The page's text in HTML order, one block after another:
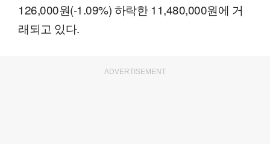
126,000원(-1.09%) 하락한 11,480,000원에 거
래되고 있다.
ADVERTISEMENT